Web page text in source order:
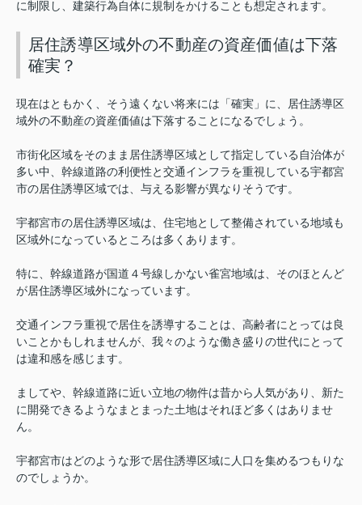
に制限し、建築行為自体に規制をかけることも想定されます。
居住誘導区域外の不動産の資産価値は下落
確実？
現在はともかく、そう遠くない将来には「確実」に、居住誘導区
域外の不動産の資産価値は下落することになるでしょう。
市街化区域をそのまま居住誘導区域として指定している自治体が
多い中、幹線道路の利便性と交通インフラを重視している宇都宮
市の居住誘導区域では、与える影響が異なりそうです。
宇都宮市の居住誘導区域は、住宅地として整備されている地域も
区域外になっているところは多くあります。
特に、幹線道路が国道４号線しかない雀宮地域は、そのほとんど
が居住誘導区域外になっています。
交通インフラ重視で居住を誘導することは、高齢者にとっては良
いことかもしれませんが、我々のような働き盛りの世代にとって
は違和感を感じます。
ましてや、幹線道路に近い立地の物件は昔から人気があり、新た
に開発できるようなまとまった土地はそれほど多くはありませ
ん。
宇都宮市はどのような形で居住誘導区域に人口を集めるつもりな
のでしょうか。